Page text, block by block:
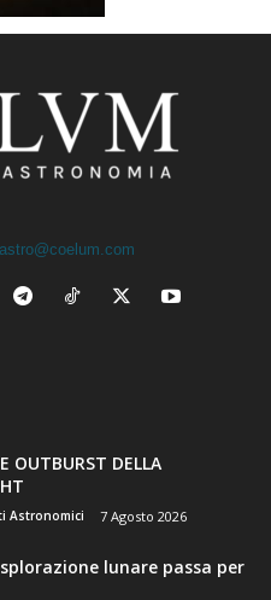
OUTBURST DELLA
Astronomici 7 Agosto 2026
lunare passa per